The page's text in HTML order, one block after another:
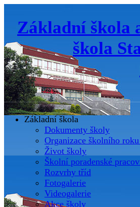
Základní škola
škola
Základní škola
Dokumenty školy
Organizace školního
Život školy
Školní poradenské
Rozvrhy tříd
Fotogalerie
Videogalerie
Akce školy